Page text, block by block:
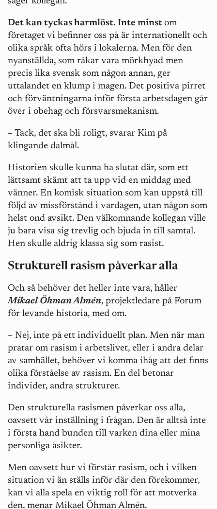
Det kan tyckas harmlöst. Inte minst om
företaget vi befinner oss på är internationellt och
olika språk ofta hörs i lokalerna. Men för den
nyanställda, som råkar vara mörkhyad men
precis lika svensk som någon annan, ger
uttalandet en klump i magen. Det positiva pirret
och förväntningarna inför första arbetsdagen går
över i obehag och försvarsmekanism.
– Tack, det ska bli roligt, svarar Kim på
klingande dalmål.
Historien skulle kunna ha slutat där, som ett
lättsamt skämt att ta upp vid en middag med
vänner. En komisk situation som kan uppstå till
följd av missförstånd i vardagen, utan någon som
helst ond avsikt. Den välkomnande kollegan ville
ju bara visa sig trevlig och bjuda in till samtal.
Hen skulle aldrig klassa sig som rasist.
Strukturell rasism påverkar alla
Och så behöver det heller inte vara, håller
Mikael Öhman Almén, projektledare på Forum
för levande historia, med om.
– Nej, inte på ett individuellt plan. Men när man
pratar om rasism i arbetslivet, eller i andra delar
av samhället, behöver vi komma ihåg att det finns
olika förståelse av rasism. En del betonar
individer, andra strukturer.
Den strukturella rasismen påverkar oss alla,
oavsett vår inställning i frågan. Den är alltså inte
i första hand bunden till varken dina eller mina
personliga åsikter.
Men oavsett hur vi förstår rasism, och i vilken
situation vi än ställs inför där den förekommer,
kan vi alla spela en viktig roll för att motverka
den, menar Mikael Öhman Almén.